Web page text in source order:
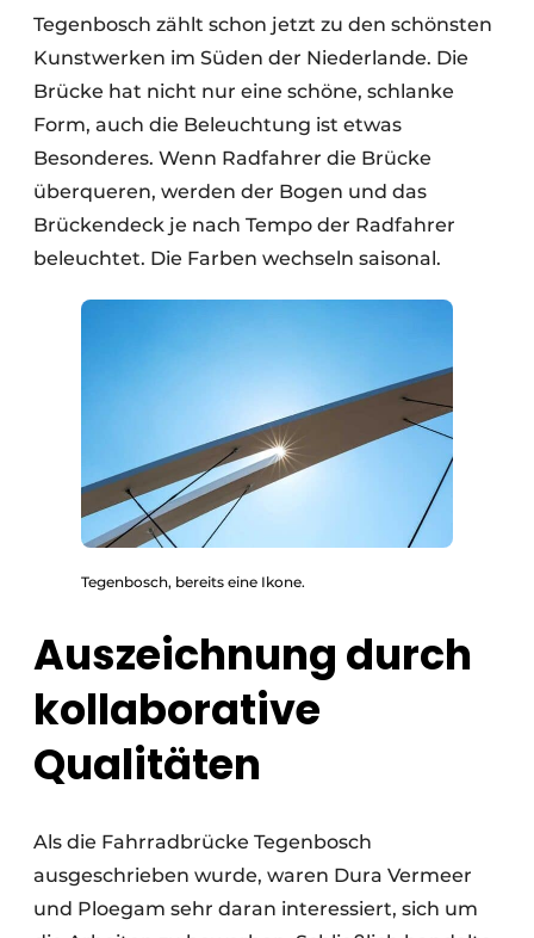
Tegenbosch zählt schon jetzt zu den schönsten
Kunstwerken im Süden der Niederlande. Die
Brücke hat nicht nur eine schöne, schlanke
Form, auch die Beleuchtung ist etwas
Besonderes. Wenn Radfahrer die Brücke
überqueren, werden der Bogen und das
Brückendeck je nach Tempo der Radfahrer
beleuchtet. Die Farben wechseln saisonal.
Tegenbosch, bereits eine Ikone.
Auszeichnung durch
kollaborative
Qualitäten
Als die Fahrradbrücke Tegenbosch
ausgeschrieben wurde, waren Dura Vermeer
und Ploegam sehr daran interessiert, sich um